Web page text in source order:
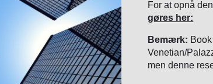
For at opnå
gøres her:
Bemærk:
Venetian/
men denne